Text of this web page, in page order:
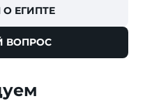
ЕГИПТЕ
ВОПРОС